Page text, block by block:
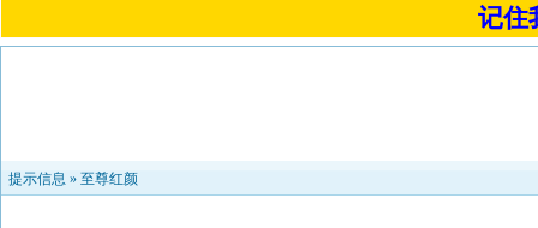
记住
提示信息 » 至尊红颜